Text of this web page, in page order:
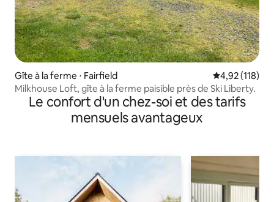
Gîte à la ferme ⋅ Fairfield Évaluation
4,92 (118)
Milkhouse Loft, gîte à la ferme paisible près de Ski Liberty.
Le confort d'un chez-soi et des tarifs
mensuels avantageux